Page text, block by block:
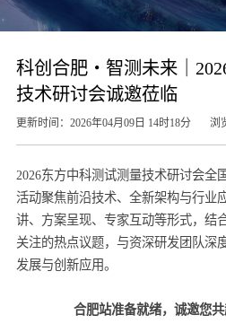
科创合肥・智测未来｜
技术研讨会诚邀莅临
更新时间：2026年04月09日 14时18分 浏
2026东方中科测试测量技术研讨会全
活动聚焦前沿技术、全新架构与行业
讲、方案呈现、专家互动等形式，结
关注的热点议题，与资深研发团队深
发展与创新应用。
合肥站准备就绪，诚邀您共